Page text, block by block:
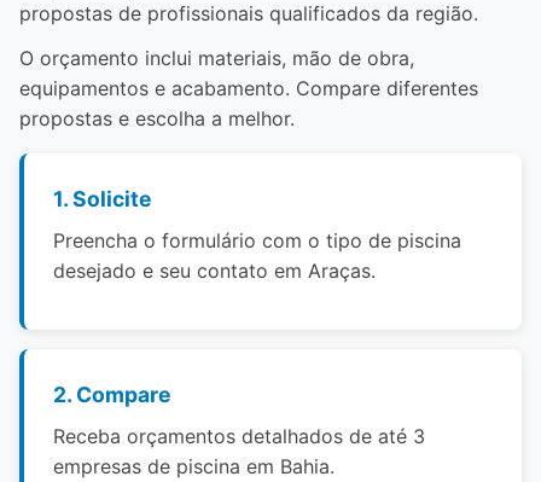
propostas de profissionais qualificados da região.
O orçamento inclui materiais, mão de obra,
equipamentos e acabamento. Compare diferentes
propostas e escolha a melhor.
1. Solicite
Preencha o formulário com o tipo de piscina
desejado e seu contato em Araças.
2. Compare
Receba orçamentos detalhados de até 3
empresas de piscina em Bahia.